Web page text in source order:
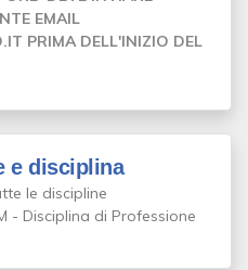
EMAIL
PRIMA DELL'INIZIO DEL
e disciplina
le discipline
- Disciplina di Professione